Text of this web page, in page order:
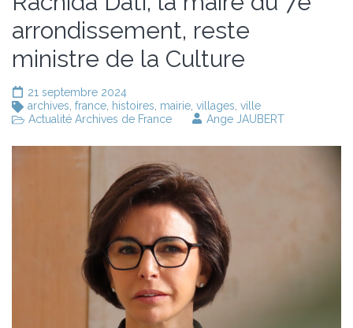
arrondissement, reste
ministre de la Culture
21 septembre 2024
archives france histoires mairie villages ville
Actualité Archives de France
Ange JAUBERT